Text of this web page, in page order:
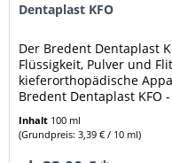
Dentaplast KFO
Der Bredent Dentaplast
Flüssigkeit, Pulver und
kieferorthopädische
Bredent Dentaplast KFO
Inhalt 100 ml
(Grundpreis: 3,39 € / 10 ml)